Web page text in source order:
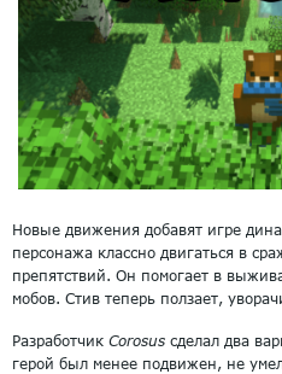
Новые движения добавят игре
персонажа классно двигаться в
препятствий. Он помогает в
мобов. Стив теперь ползает,
Разработчик Corosus сделал два
герой был менее подвижен, не